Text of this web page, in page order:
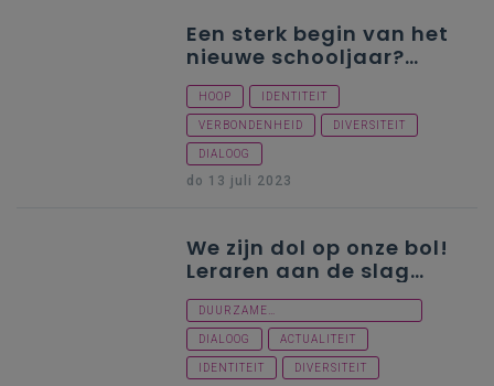
Een sterk begin van het
nieuwe schooljaar?
Deze tools helpen je!
HOOP IDENTITEIT
VERBONDENHEID DIVERSITEIT
DIALOOG
do 13 juli 2023
We zijn dol op onze bol!
Leraren aan de slag
met inspirerend
burgerschap
DUURZAME
ONTWIKKELINGSDOELEN
DIALOOG
ACTUALITEIT
IDENTITEIT DIVERSITEIT